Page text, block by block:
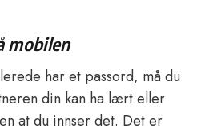
mobilen
har et passord, må du
din kan ha lært eller
at du innser det. Det er